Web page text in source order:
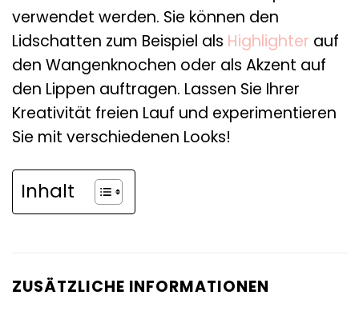
verwendet werden. Sie können den
Lidschatten zum Beispiel als Highlighter auf
den Wangenknochen oder als Akzent auf
den Lippen auftragen. Lassen Sie Ihrer
Kreativität freien Lauf und experimentieren
Sie mit verschiedenen Looks!
Inhalt
ZUSÄTZLICHE INFORMATIONEN